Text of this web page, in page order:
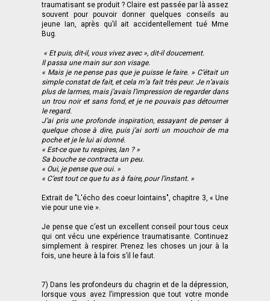
traumatisant se produit ? Claire est passée par là assez
souvent pour pouvoir donner quelques conseils au
jeune Ian, après qu’il ait accidentellement tué Mme
Bug.
« Et puis, dit-il, vous vivez avec », dit-il doucement.
Il passa une main sur son visage.
« Mais je ne pense pas que je puisse le faire. » C’était un
simple constat de fait, et cela m’a fait très peur. Je n’avais
plus de larmes, mais j’avais l’impression de regarder dans
un trou noir et sans fond, et je ne pouvais pas détourner
le regard.
J’ai pris une profonde inspiration, essayant de penser à
quelque chose à dire, puis j’ai sorti un mouchoir de ma
poche et je le lui ai donné.
« Est-ce que tu respires, Ian ? »
Sa bouche se contracta un peu.
« Oui, je pense que oui. »
« C’est tout ce que tu as à faire, pour l’instant. »
Extrait de "L'écho des coeur lointains", chapitre 3, « Une
vie pour une vie ».
Je pense que c’est un excellent conseil pour tous ceux
qui ont vécu une expérience traumatisante. Continuez
simplement à respirer. Prenez les choses un jour à la
fois, une heure à la fois s’il le faut.
7) Dans les profondeurs du chagrin et de la dépression,
lorsque vous avez l’impression que tout votre monde